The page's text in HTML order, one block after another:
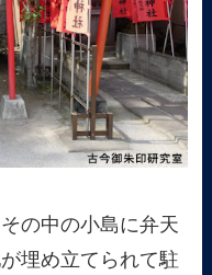
の中の小島に弁天
埋め立てられて駐